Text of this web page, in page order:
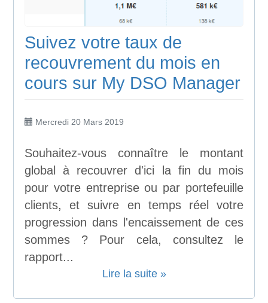
Suivez votre taux de
recouvrement du mois en
cours sur My DSO Manager
Mercredi 20 Mars 2019
Souhaitez-vous connaître le montant
global à recouvrer d'ici la fin du mois
pour votre entreprise ou par portefeuille
clients, et suivre en temps réel votre
progression dans l'encaissement de ces
sommes ? Pour cela, consultez le
rapport...
Lire la suite »